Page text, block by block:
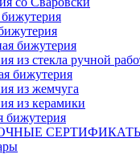
бижутерия
из стекла ручной
бижутерия
из жемчуга
из керамики
бижутерия